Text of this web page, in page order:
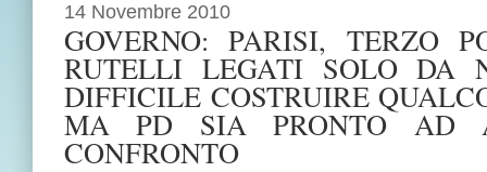
14 Novembre 2010
GOVERNO: PARISI, TERZO
RUTELLI LEGATI SOLO DA
DIFFICILE COSTRUIRE
MA PD SIA PRONTO AD
CONFRONTO